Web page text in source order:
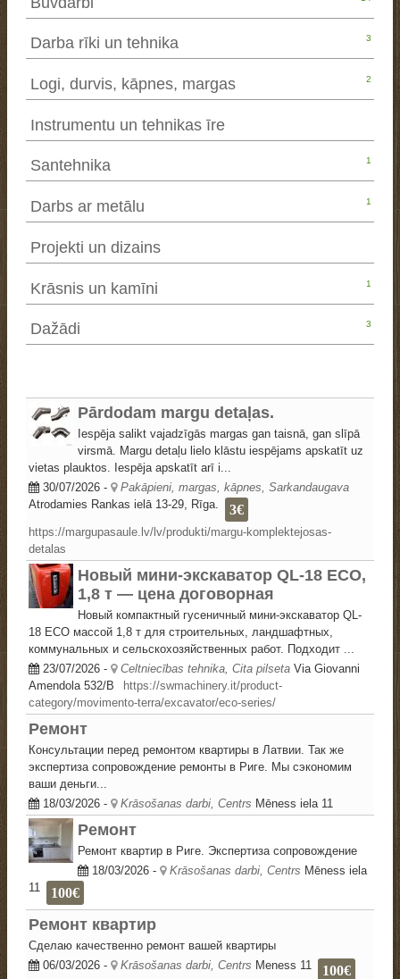
Darba rīki un tehnika 3
Logi, durvis, kāpnes, margas 2
Instrumentu un tehnikas īre
Santehnika 1
Darbs ar metālu 1
Projekti un dizains
Krāsnis un kamīni 1
Dažādi 3
Pārdodam margu detaļas.
Iespēja salikt vajadzīgās margas gan taisnā, gan slīpā
virsmā. Margu detaļu lielo klāstu iespējams apskatīt uz
vietas plauktos. Iespēja apskatīt arī i...
30/07/2026-
Pakāpieni, margas, kāpnes, Sarkandaugava
Atrodamies Rankas ielā 13-29, Rīga.
3€
https://margupasaule.lv/lv/produkti/margu-komplektejosas-
detalas
Новый мини-экскаватор QL-18 ECO,
1,8 т — цена договорная
Новый компактный гусеничный мини-экскаватор QL-
18 ECO массой 1,8 т для строительных, ландшафтных,
коммунальных и сельскохозяйственных работ. Подходит ...
23/07/2026- Celtniecības tehnika, Cita pilseta Via Giovanni
Amendola 532/B
https://swmachinery.it/product-
category/movimento-terra/excavator/eco-series/
Ремонт
Консультации перед ремонтом квартиры в Латвии. Так же
экспертиза сопровождение ремонты в Риге. Мы сэкономим
ваши деньги...
18/03/2026- Krāsošanas darbi, Centrs Mēness iela 11
Ремонт
Ремонт квартир в Риге. Экспертиза сопровождение
18/03/2026- Krāsošanas darbi, Centrs Mēness iela
11
100€
Ремонт квартир
Сделаю качественно ремонт вашей квартиры
06/03/2026- Krāsošanas darbi, Centrs Meness 11 100€